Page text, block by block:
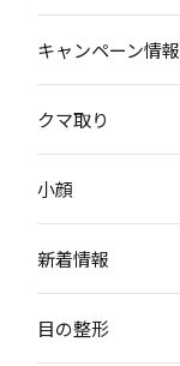
キャンペーン情報
クマ取り
小顔
新着情報
目の整形